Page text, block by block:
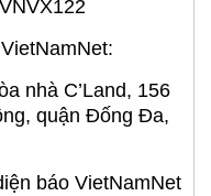
nhà C’Land, 156
quận Đống Đa,
báo VietNamNet